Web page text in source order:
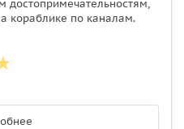
достопримечательностям,
кораблике по каналам.